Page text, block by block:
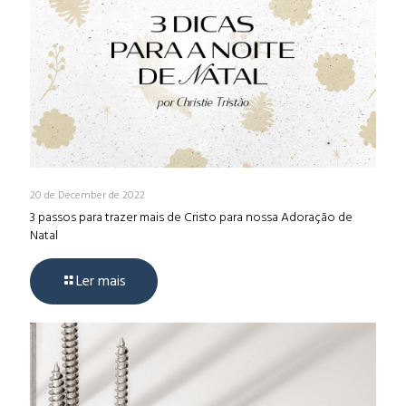
20 de December de 2022
3 passos para trazer mais de Cristo para nossa Adoração de
Natal
Ler mais